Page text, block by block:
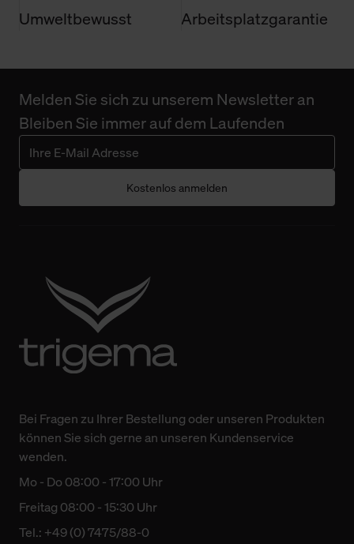
Umweltbewusst Arbeitsplatzgarantie
Melden Sie sich zu unserem Newsletter an
Bleiben Sie immer auf dem Laufenden
Kostenlos anmelden
Bei Fragen zu Ihrer Bestellung oder unseren Produkten
können Sie sich gerne an unseren Kundenservice
wenden.
Mo - Do 08:00 - 17:00 Uhr
Freitag 08:00 - 15:30 Uhr
Tel.: +49 (0) 7475/88-0